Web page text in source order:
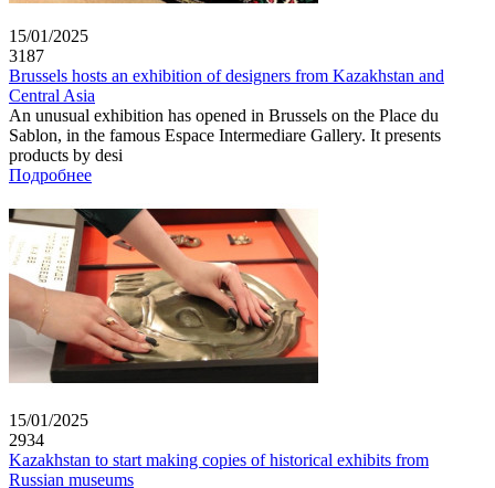
15/01/2025
3187
Brussels hosts an exhibition of designers from Kazakhstan and
Central Asia
An unusual exhibition has opened in Brussels on the Place du
Sablon, in the famous Espace Intermediare Gallery. It presents
products by desi
Подробнее
15/01/2025
2934
Kazakhstan to start making copies of historical exhibits from
Russian museums